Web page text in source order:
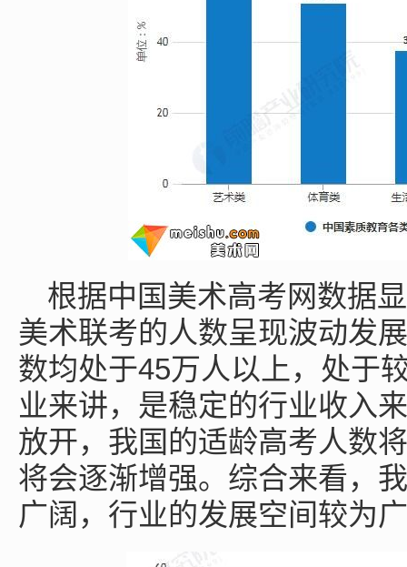
根据中国美术高考网数据
美术联考的人数呈现波动发
数均处于45万人以上，处于
业来讲，是稳定的行业收入
放开，我国的适龄高考人数
将会逐渐增强。综合来看，
广阔，行业的发展空间较为